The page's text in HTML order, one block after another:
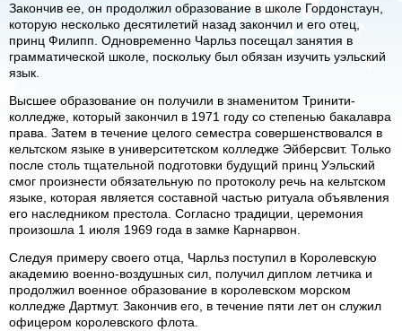
Закончив ее, он продолжил образование в школе Гордонстаун,
которую несколько десятилетий назад закончил и его отец,
принц Филипп. Одновременно Чарльз посещал занятия в
грамматической школе, поскольку был обязан изучить уэльский
язык.
Высшее образование он получили в знаменитом Тринити-
колледже, который закончил в 1971 году со степенью бакалавра
права. Затем в течение целого семестра совершенствовался в
кельтском языке в университетском колледже Эйберсвит. Только
после столь тщательной подготовки будущий принц Уэльский
смог произнести обязательную по протоколу речь на кельтском
языке, которая является составной частью ритуала объявления
его наследником престола. Согласно традиции, церемония
произошла 1 июля 1969 года в замке Карнарвон.
Следуя примеру своего отца, Чарльз поступил в Королевскую
академию военно-воздушных сил, получил диплом летчика и
продолжил военное образование в королевском морском
колледже Дартмут. Закончив его, в течение пяти лет он служил
офицером королевского флота.